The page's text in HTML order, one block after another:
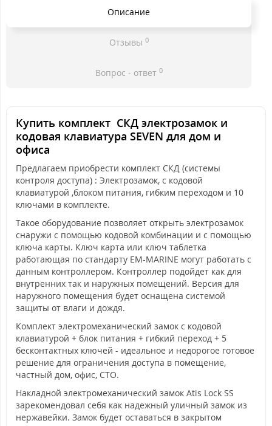
Описание
Отзывы 0
Вопрос - ответ 0
Купить комплект СКД электрозамок и
кодовая клавиатура SEVEN для дом и
офиса
Предлагаем приобрести комплект СКД (системы
контроля доступа) : Электрозамок, с кодовой
клавиатурой ,блоком питания, гибким переходом и 10
ключами в комплекте.
Такое оборудование позволяет открыть электрозамок
снаружи с помощью кодовой комбинации и с помощью
ключа карты. Ключ карта или ключ таблетка
работающая по стандарту EM-MARINE могут работать с
данным контроллером. Контроллер подойдет как для
внутренних так и наружных помещений. Версия для
наружного помещения будет оснащена системой
защиты от влаги и дождя.
Комплект электромеханический замок с кодовой
клавиатурой + блок питания + гибкий переход + 5
бесконтактных ключей - идеальное и недорогое готовое
решение для ограничения доступа в помещение,
частный дом, офис, СТО.
Накладной электромеханический замок Atis Lock SS
зарекомендовал себя как надежный уличный замок из
нержавейки. Замок будет оставаться в закрытом